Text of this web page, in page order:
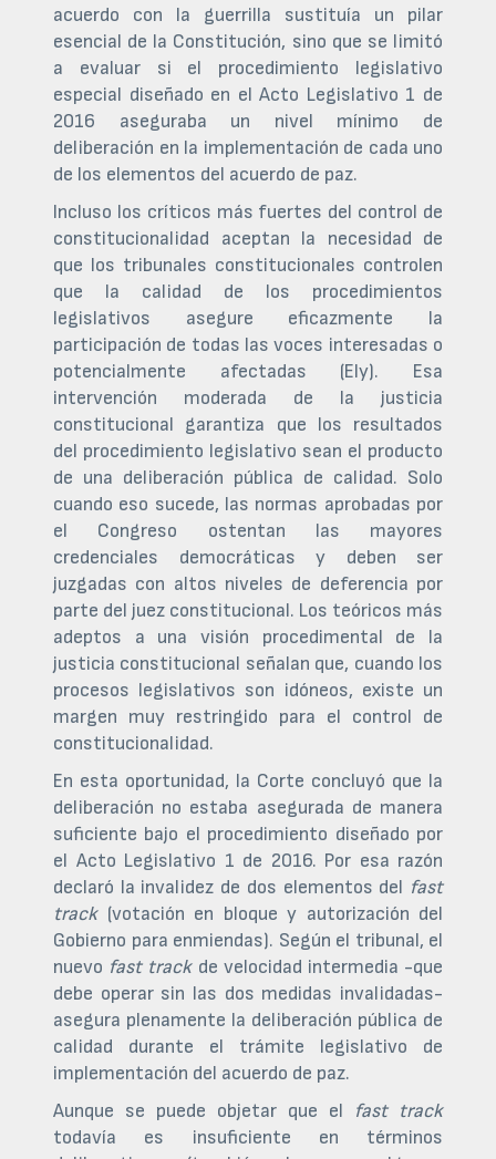
acuerdo con la guerrilla sustituía un pilar
esencial de la Constitución, sino que se limitó
a evaluar si el procedimiento legislativo
especial diseñado en el Acto Legislativo 1 de
2016 aseguraba un nivel mínimo de
deliberación en la implementación de cada uno
de los elementos del acuerdo de paz.
Incluso los críticos más fuertes del control de
constitucionalidad aceptan la necesidad de
que los tribunales constitucionales controlen
que la calidad de los procedimientos
legislativos asegure eficazmente la
participación de todas las voces interesadas o
potencialmente afectadas (Ely). Esa
intervención moderada de la justicia
constitucional garantiza que los resultados
del procedimiento legislativo sean el producto
de una deliberación pública de calidad. Solo
cuando eso sucede, las normas aprobadas por
el Congreso ostentan las mayores
credenciales democráticas y deben ser
juzgadas con altos niveles de deferencia por
parte del juez constitucional. Los teóricos más
adeptos a una visión procedimental de la
justicia constitucional señalan que, cuando los
procesos legislativos son idóneos, existe un
margen muy restringido para el control de
constitucionalidad.
En esta oportunidad, la Corte concluyó que la
deliberación no estaba asegurada de manera
suficiente bajo el procedimiento diseñado por
el Acto Legislativo 1 de 2016. Por esa razón
declaró la invalidez de dos elementos del fast
track(votación en bloque y autorización del
Gobierno para enmiendas). Según el tribunal, el
nuevo fast trackde velocidad intermedia -que
debe operar sin las dos medidas invalidadas-
asegura plenamente la deliberación pública de
calidad durante el trámite legislativo de
implementación del acuerdo de paz.
Aunque se puede objetar que el fast track
todavía es insuficiente en términos